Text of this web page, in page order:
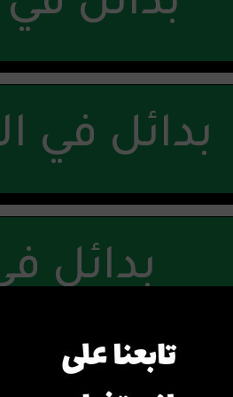
بدائل في
بدائل